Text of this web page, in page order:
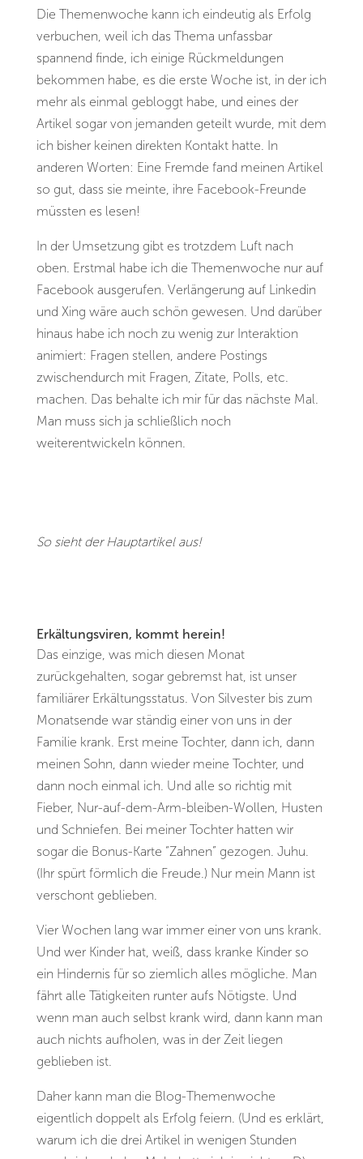
Die Themenwoche kann ich eindeutig als Erfolg
verbuchen, weil ich das Thema unfassbar
spannend finde, ich einige Rückmeldungen
bekommen habe, es die erste Woche ist, in der ich
mehr als einmal gebloggt habe, und eines der
Artikel sogar von jemanden geteilt wurde, mit dem
ich bisher keinen direkten Kontakt hatte. In
anderen Worten: Eine Fremde fand meinen Artikel
so gut, dass sie meinte, ihre Facebook-Freunde
müssten es lesen!
In der Umsetzung gibt es trotzdem Luft nach
oben. Erstmal habe ich die Themenwoche nur auf
Facebook ausgerufen. Verlängerung auf Linkedin
und Xing wäre auch schön gewesen. Und darüber
hinaus habe ich noch zu wenig zur Interaktion
animiert: Fragen stellen, andere Postings
zwischendurch mit Fragen, Zitate, Polls, etc.
machen. Das behalte ich mir für das nächste Mal.
Man muss sich ja schließlich noch
weiterentwickeln können.
So sieht der Hauptartikel aus!
Erkältungsviren, kommt herein!
Das einzige, was mich diesen Monat
zurückgehalten, sogar gebremst hat, ist unser
familiärer Erkältungsstatus. Von Silvester bis zum
Monatsende war ständig einer von uns in der
Familie krank. Erst meine Tochter, dann ich, dann
meinen Sohn, dann wieder meine Tochter, und
dann noch einmal ich. Und alle so richtig mit
Fieber, Nur-auf-dem-Arm-bleiben-Wollen, Husten
und Schniefen. Bei meiner Tochter hatten wir
sogar die Bonus-Karte “Zahnen” gezogen. Juhu.
(Ihr spürt förmlich die Freude.) Nur mein Mann ist
verschont geblieben.
Vier Wochen lang war immer einer von uns krank.
Und wer Kinder hat, weiß, dass kranke Kinder so
ein Hindernis für so ziemlich alles mögliche. Man
fährt alle Tätigkeiten runter aufs Nötigste. Und
wenn man auch selbst krank wird, dann kann man
auch nichts aufholen, was in der Zeit liegen
geblieben ist.
Daher kann man die Blog-Themenwoche
eigentlich doppelt als Erfolg feiern. (Und es erklärt,
warum ich die drei Artikel in wenigen Stunden